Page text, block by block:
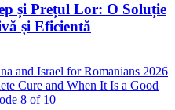
și Prețul Lor: O Soluție
și Eficientă